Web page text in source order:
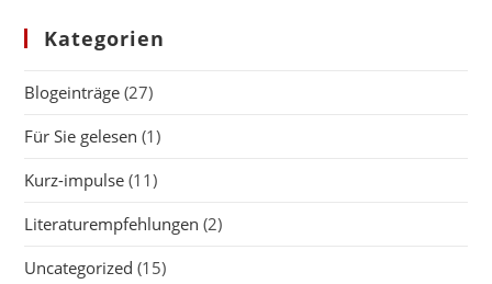
Kategorien
Blogeinträge (27)
Für Sie gelesen (1)
Kurz-impulse (11)
Literaturempfehlungen (2)
Uncategorized (15)